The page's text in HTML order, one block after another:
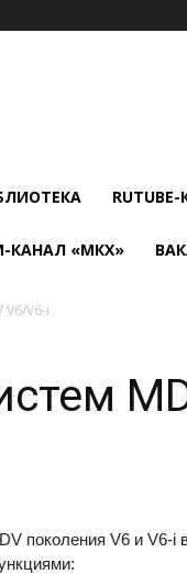
КАНАЛ «МКХ»
V6/V6-i
поколения V6 и V6-i